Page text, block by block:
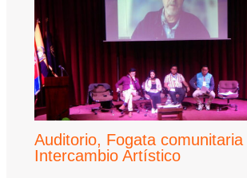
Auditorio, Fogata comunitaria
Intercambio Artístico